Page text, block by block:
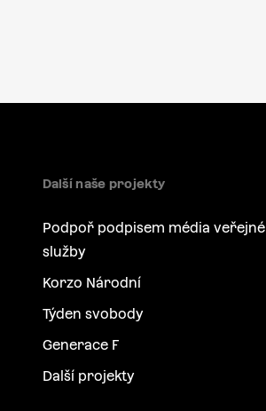
Další naše projekty
Podpoř podpisem média veřejné
služby
Korzo Národní
Týden svobody
Generace F
Další projekty